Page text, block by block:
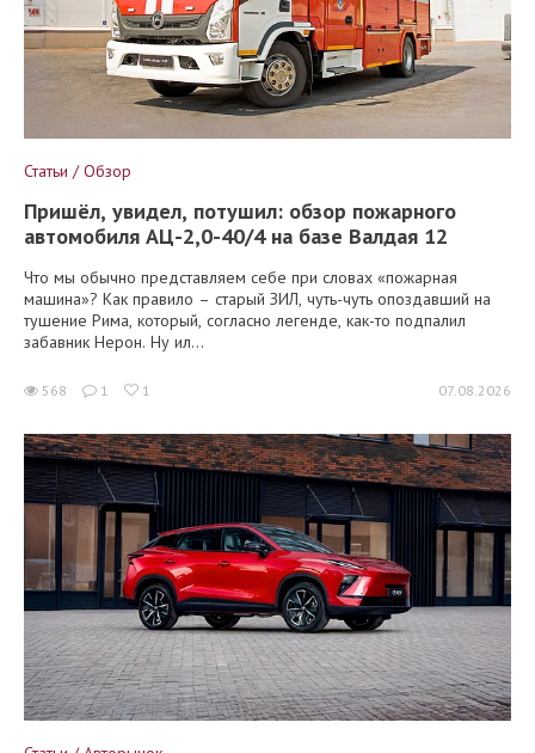
Статьи / Обзор
Пришёл, увидел, потушил: обзор пожарного
автомобиля АЦ-2,0-40/4 на базе Валдая 12
Что мы обычно представляем себе при словах «пожарная
машина»? Как правило – старый ЗИЛ, чуть-чуть опоздавший на
тушение Рима, который, согласно легенде, как-то подпалил
забавник Нерон. Ну ил...
568 1 1 07.08.2026